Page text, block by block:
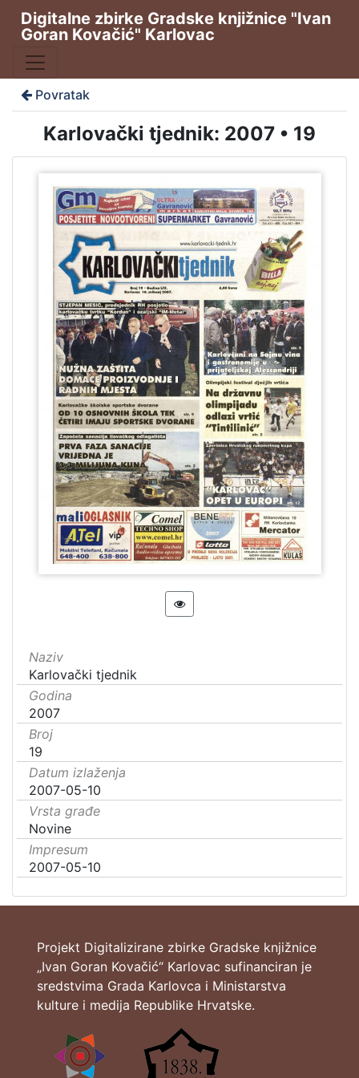
Digitalne zbirke Gradske knjižnice "Ivan
Goran Kovačić" Karlovac
Povratak
Karlovački tjednik: 2007 • 19
Naziv
Karlovački tjednik
Godina
2007
Broj
19
Datum izlaženja
2007-05-10
Vrsta građe
Novine
Impresum
2007-05-10
Projekt Digitalizirane zbirke Gradske knjižnice
„Ivan Goran Kovačić“ Karlovac sufinanciran je
sredstvima Grada Karlovca i Ministarstva
kulture i medija Republike Hrvatske.